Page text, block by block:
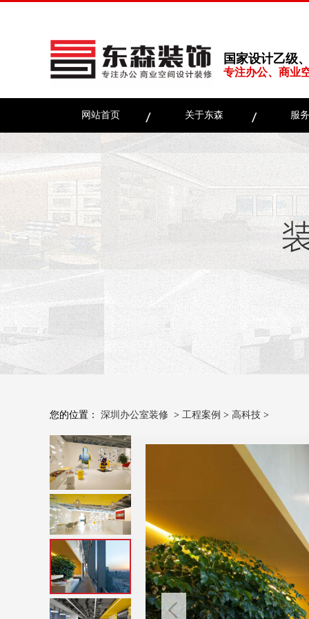
国家设计乙级
专注办公、商业
网站首页 关于东森 服
您的位置： 深圳办公室装修 > 工程案例 > 高科技 >